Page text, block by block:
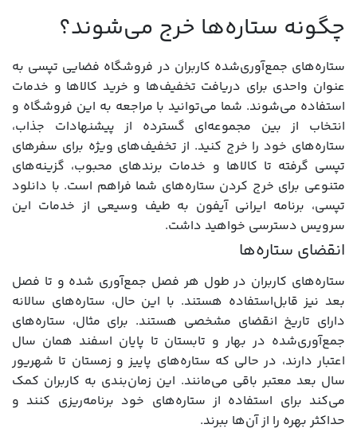
چگونه ستاره‌ها خرج می‌شوند؟
ستاره‌های جمع‌آوری‌شده کاربران در فروشگاه فضایی تپسی به
عنوان واحدی برای دریافت تخفیف‌ها و خرید کالاها و خدمات
استفاده می‌شوند. شما می‌توانید با مراجعه به این فروشگاه و
انتخاب از بین مجموعه‌ای گسترده از پیشنهادات جذاب،
ستاره‌های خود را خرج کنید. از تخفیف‌های ویژه برای سفرهای
تپسی گرفته تا کالاها و خدمات برندهای محبوب، گزینه‌های
متنوعی برای خرج کردن ستاره‌های شما فراهم است. با دانلود
تپسی، برنامه ایرانی آیفون به طیف وسیعی از خدمات این
سرویس دسترسی خواهید داشت.
انقضای ستاره‌ها
ستاره‌های کاربران در طول هر فصل جمع‌آوری شده و تا فصل
بعد نیز قابل‌استفاده هستند. با این حال، ستاره‌های سالانه
دارای تاریخ انقضای مشخصی هستند. برای مثال، ستاره‌های
جمع‌آوری‌شده در بهار و تابستان تا پایان اسفند همان سال
اعتبار دارند، در حالی‌ که ستاره‌های پاییز و زمستان تا شهریور
سال بعد معتبر باقی می‌مانند. این زمان‌بندی به کاربران کمک
می‌کند برای استفاده از ستاره‌های خود برنامه‌ریزی کنند و
حداکثر بهره را از آن‌ها ببرند.